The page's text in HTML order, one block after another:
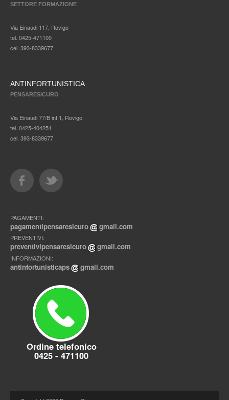
SETTORE FORMAZIONE
Via Einaudi 117, Rovigo
tel. 0425-471100
cel. 393-8339677
ANTINFORTUNISTICA
PENSARESICURO
Via Einaudi 77/B int.1, Rovigo
tel. 0425-404251
cel. 393-8339677
PAGAMENTI:
pagamentipensaresicuro gmail.com
PREVENTIVI:
preventivipensaresicuro gmail.com
INFORMAZIONI:
antinfortunisticaps gmail.com
Ordine telefonico
0425 - 471100